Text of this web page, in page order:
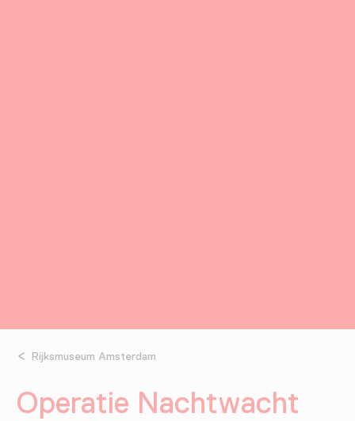
Rijksmuseum Amsterdam
Operatie Nachtwacht